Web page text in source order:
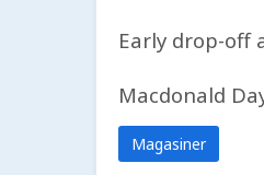
Early drop-off
Macdonald
Magasiner